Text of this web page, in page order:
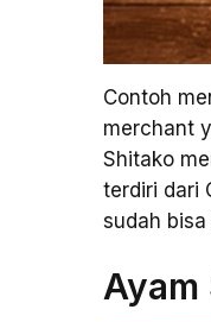
Contoh
merchant
Shitako
terdiri dari
sudah
Ayam